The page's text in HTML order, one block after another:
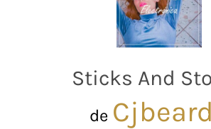
Sticks And
de